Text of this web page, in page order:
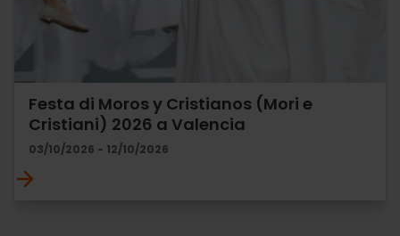
Festa di Moros y Cristianos (Mori e
Cristiani) 2026 a Valencia
03/10/2026 - 12/10/2026